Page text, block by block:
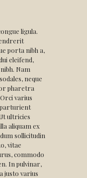
ligula.
porta nibh a,
eleifend,
Nam
neque
pharetra
varius
parturient
ultricies
aliquam ex
sollicitudin
vitae
commodo
In pulvinar,
justo varius